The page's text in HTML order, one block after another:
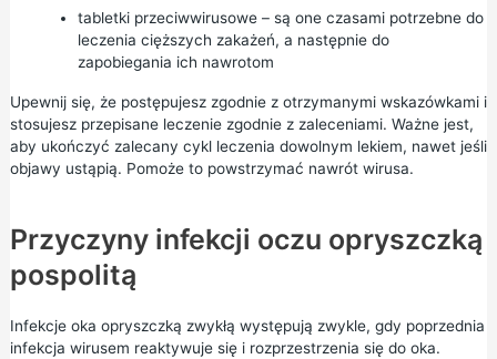
tabletki przeciwwirusowe – są one czasami potrzebne do
leczenia cięższych zakażeń, a następnie do
zapobiegania ich nawrotom
Upewnij się, że postępujesz zgodnie z otrzymanymi wskazówkami i
stosujesz przepisane leczenie zgodnie z zaleceniami. Ważne jest,
aby ukończyć zalecany cykl leczenia dowolnym lekiem, nawet jeśli
objawy ustąpią. Pomoże to powstrzymać nawrót wirusa.
Przyczyny infekcji oczu opryszczką
pospolitą
Infekcje oka opryszczką zwykłą występują zwykle, gdy poprzednia
infekcja wirusem reaktywuje się i rozprzestrzenia się do oka.